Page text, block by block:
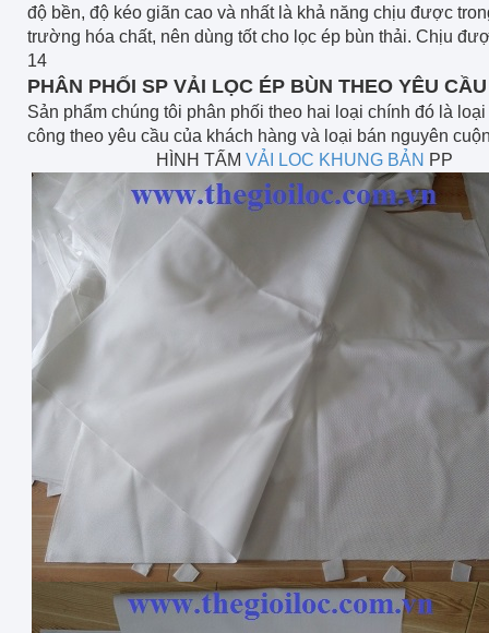
độ bền, độ kéo giãn cao và nhất là khả năng chịu được
trường hóa chất, nên dùng tốt cho lọc ép bùn thải. Chịu
14
PHÂN PHỐI SP VẢI LỌC ÉP BÙN THEO YÊU CẦU
Sản phẩm chúng tôi phân phối theo hai loại chính đó là
công theo yêu cầu của khách hàng và loại bán nguyên
HÌNH TẤM VẢI LOC KHUNG BẢN PP